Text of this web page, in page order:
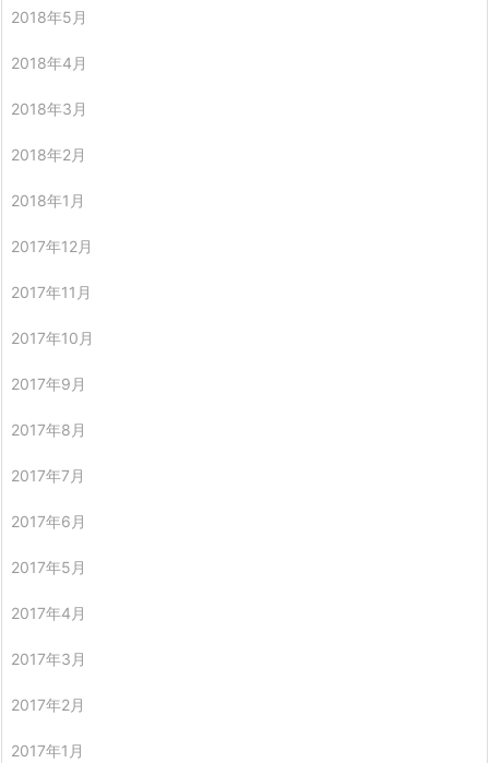
2018年5月
2018年4月
2018年3月
2018年2月
2018年1月
2017年12月
2017年11月
2017年10月
2017年9月
2017年8月
2017年7月
2017年6月
2017年5月
2017年4月
2017年3月
2017年2月
2017年1月